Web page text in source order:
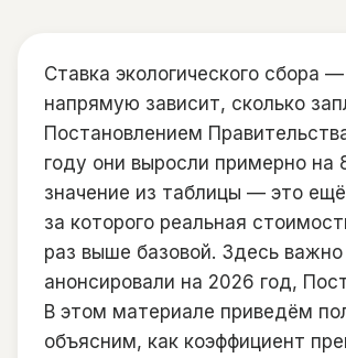
Ставка экологического сбора
напрямую зависит, сколько
Постановлением
году они выросли примерно на
значение из таблицы — это
за которого реальная
раз выше базовой. Здесь
анонсировали на 2026 год,
В этом материале приведём
объясним, как коэффициент